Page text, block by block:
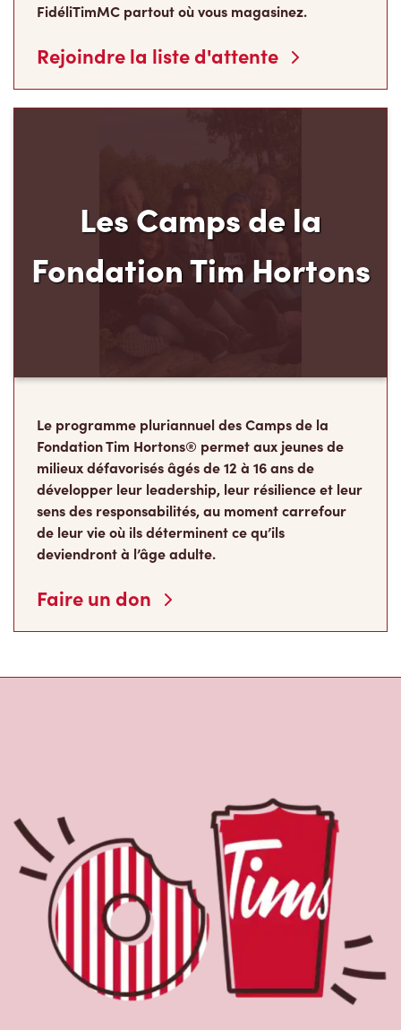
FidéliTimMC partout où vous magasinez.
Rejoindre la liste d'attente
Les Camps de la
Fondation Tim Hortons
Le programme pluriannuel des Camps de la
Fondation Tim Hortons® permet aux jeunes de
milieux défavorisés âgés de 12 à 16 ans de
développer leur leadership, leur résilience et leur
sens des responsabilités, au moment carrefour
de leur vie où ils déterminent ce qu’ils
deviendront à l’âge adulte.
Faire un don